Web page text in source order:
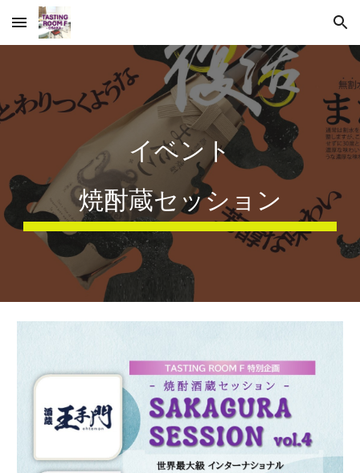
Skip to main content Skip to navigation
イベント
焼酎蔵セッション